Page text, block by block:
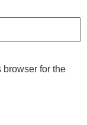
browser for the